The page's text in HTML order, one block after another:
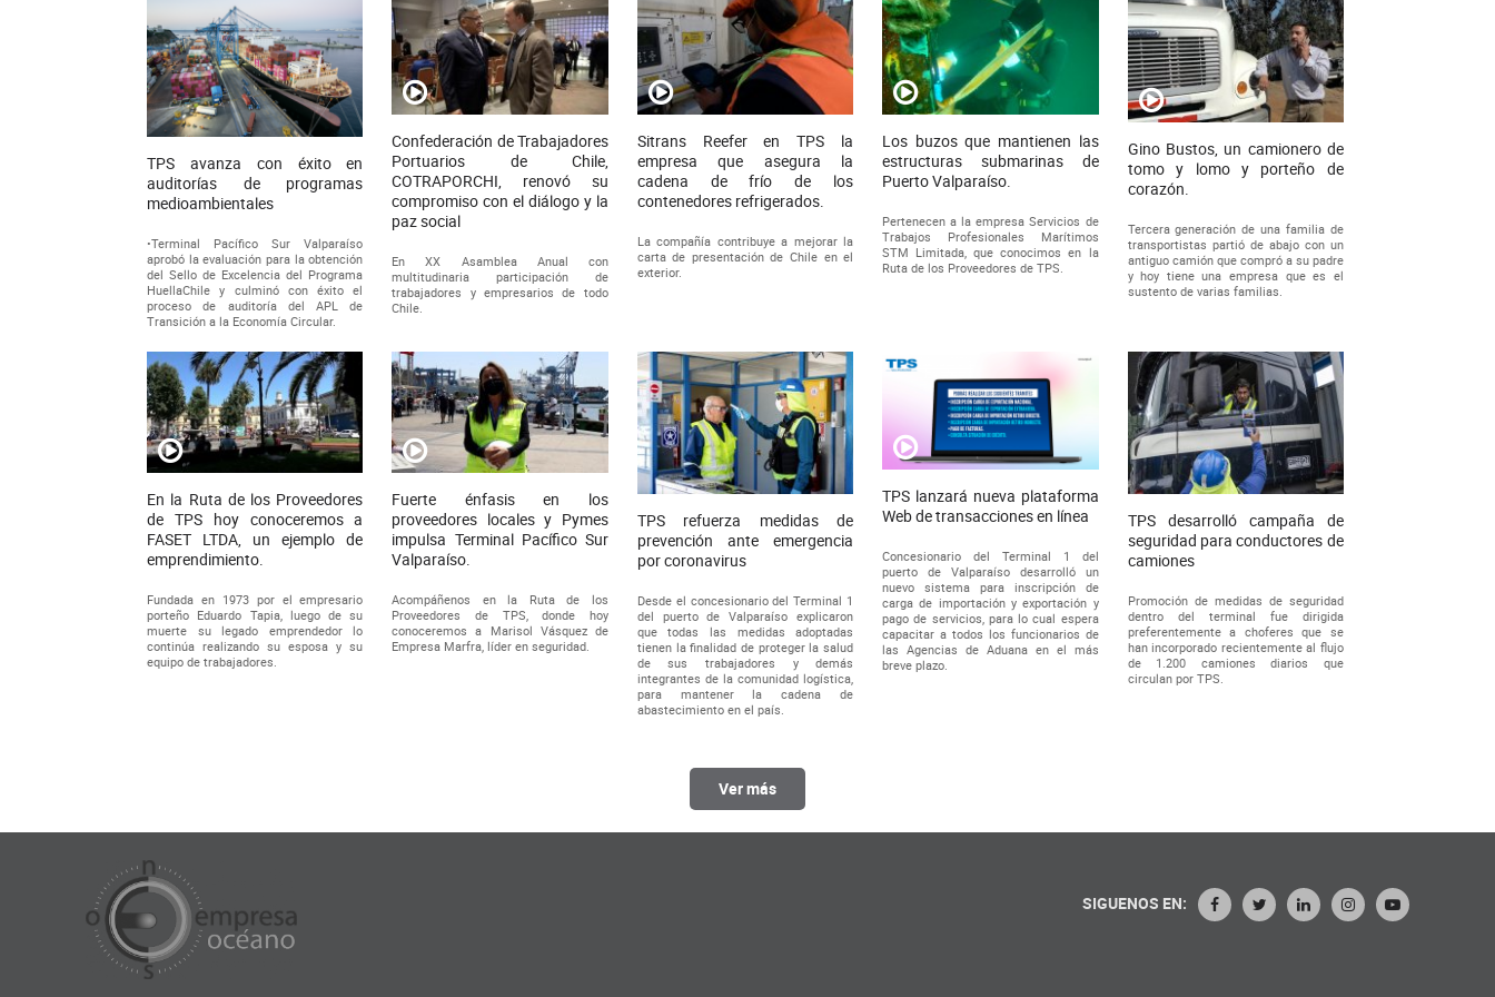
TPS avanza con éxito en
auditorías de programas
medioambientales
•Terminal Pacífico Sur Valparaíso
aprobó la evaluación para la obtención
del Sello de Excelencia del Programa
HuellaChile y culminó con éxito el
proceso de auditoría del APL de
Transición a la Economía Circular.
Confederación de Trabajadores
Portuarios de Chile,
COTRAPORCHI, renovó su
compromiso con el diálogo y la
paz social
En XX Asamblea Anual con
multitudinaria participación de
trabajadores y empresarios de todo
Chile.
Sitrans Reefer en TPS la
empresa que asegura la
cadena de frío de los
contenedores refrigerados.
La compañía contribuye a mejorar la
carta de presentación de Chile en el
exterior.
Los buzos que mantienen las
estructuras submarinas de
Puerto Valparaíso.
Pertenecen a la empresa Servicios de
Trabajos Profesionales Marítimos
STM Limitada, que conocimos en la
Ruta de los Proveedores de TPS.
Gino Bustos, un camionero de
tomo y lomo y porteño de
corazón.
Tercera generación de una familia de
transportistas partió de abajo con un
antiguo camión que compró a su padre
y hoy tiene una empresa que es el
sustento de varias familias.
En la Ruta de los Proveedores
de TPS hoy conoceremos a
FASET LTDA, un ejemplo de
emprendimiento.
Fundada en 1973 por el empresario
porteño Eduardo Tapia, luego de su
muerte su legado emprendedor lo
continúa realizando su esposa y su
equipo de trabajadores.
Fuerte énfasis en los
proveedores locales y Pymes
impulsa Terminal Pacífico Sur
Valparaíso.
Acompáñenos en la Ruta de los
Proveedores de TPS, donde hoy
conoceremos a Marisol Vásquez de
Empresa Marfra, líder en seguridad.
TPS refuerza medidas de
prevención ante emergencia
por coronavirus
Desde el concesionario del Terminal 1
del puerto de Valparaíso explicaron
que todas las medidas adoptadas
tienen la finalidad de proteger la salud
de sus trabajadores y demás
integrantes de la comunidad logística,
para mantener la cadena de
abastecimiento en el país.
TPS lanzará nueva plataforma
Web de transacciones en línea
Concesionario del Terminal 1 del
puerto de Valparaíso desarrolló un
nuevo sistema para inscripción de
carga de importación y exportación y
pago de servicios, para lo cual espera
capacitar a todos los funcionarios de
las Agencias de Aduana en el más
breve plazo.
TPS desarrolló campaña de
seguridad para conductores de
camiones
Promoción de medidas de seguridad
dentro del terminal fue dirigida
preferentemente a choferes que se
han incorporado recientemente al flujo
de 1.200 camiones diarios que
circulan por TPS.
Ver más
SIGUENOS EN: